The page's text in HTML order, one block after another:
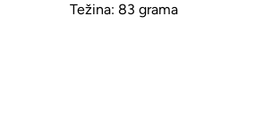
Težina: 83 grama